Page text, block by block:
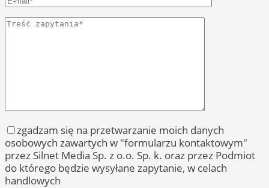
zgadzam się na przetwarzanie moich danych
osobowych zawartych w "formularzu kontaktowym"
przez Silnet Media Sp. z o.o. Sp. k. oraz przez Podmiot
do którego będzie wysyłane zapytanie, w celach
handlowych